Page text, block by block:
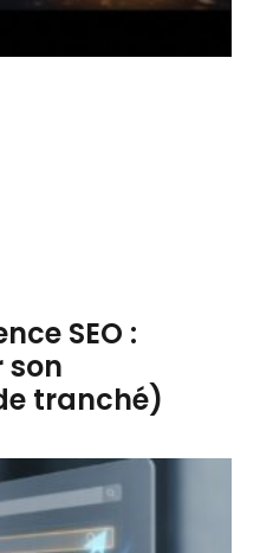
SEO :
son
tranché)